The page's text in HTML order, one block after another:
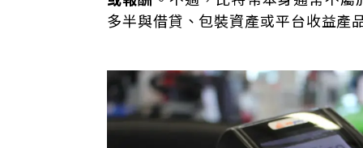
多半與借貸、包裝資產或平台收益產